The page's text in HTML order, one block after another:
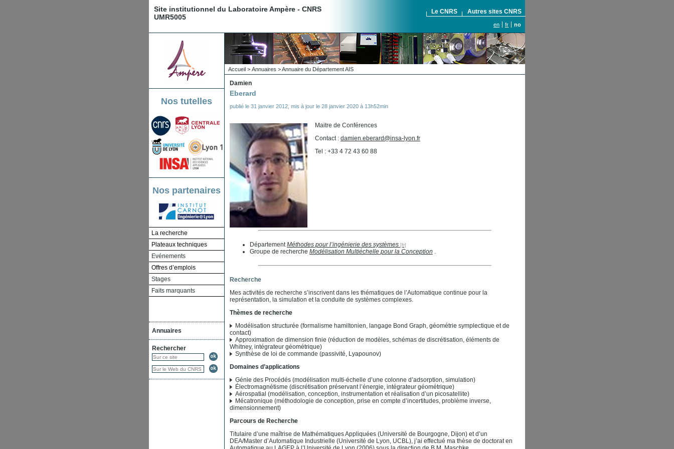
Site institutionnel du Laboratoire Ampère - CNRS
UMR5005
Le CNRS Autres sites CNRS
en fr no
Nos tutelles
Nos partenaires
La recherche
Plateaux techniques
Evénements
Offres d’emplois
Stages
Faits marquants
Annuaires
Rechercher
Accueil > Annuaires >Annuaire du Département AIS
Damien
Eberard
publié le 31 janvier 2012 mis à jour le 28 janvier 2020 à 13h52min
Maitre de Conférences
Contact : damien.eberard@insa-lyon.fr
Tel : +33 4 72 43 60 88
DépartementMéthodes pour l’ingénierie des systèmes
Groupe de recherche Modélisation Multiéchelle pour la Conception .
Recherche
Mes activités de recherche s’inscrivent dans les thématiques de l’Automatique continue pour la
représentation, la simulation et la conduite de systèmes complexes.
Thèmes de recherche
Modélisation structurée (formalisme hamiltonien, langage Bond Graph, géométrie symplectique et de
contact)
Approximation de dimension finie (réduction de modèles, schémas de discrétisation, éléments de
Whitney, intégrateur géométrique)
Synthèse de loi de commande (passivité, Lyapounov)
Domaines d’applications
Génie des Procédés (modélisation multi-échelle d’une colonne d’adsorption, simulation)
Électromagnétisme (discrétisation préservant l’énergie, intégrateur géométrique)
Aérospatial (modélisation, conception, instrumentation et réalisation d’un picosatellite)
Mécatronique (méthodologie de conception, prise en compte d’incertitudes, problème inverse,
dimensionnement)
Parcours de Recherche
Titulaire d’une maîtrise de Mathématiques Appliquées (Université de Bourgogne, Dijon) et d’un
DEA/Master d’Automatique Industrielle (Université de Lyon, UCBL), j’ai effectué ma thèse de doctorat en